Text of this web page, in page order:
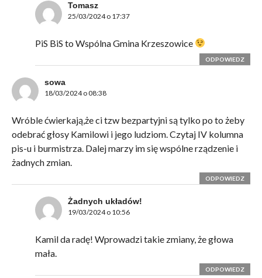
Tomasz
25/03/2024 o 17:37
PiS BiS to Wspólna Gmina Krzeszowice
ODPOWIEDZ
sowa
18/03/2024 o 08:38
Wróble ćwierkają,że ci tzw bezpartyjni są tylko po to żeby
odebrać głosy Kamilowi i jego ludziom. Czytaj IV kolumna
pis-u i burmistrza. Dalej marzy im się wspólne rządzenie i
żadnych zmian.
ODPOWIEDZ
Żadnych układów!
19/03/2024 o 10:56
Kamil da radę! Wprowadzi takie zmiany, że głowa
mała.
ODPOWIEDZ